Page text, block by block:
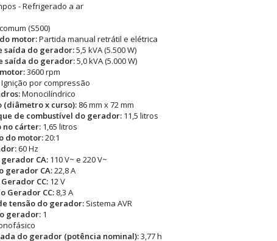
- Refrigerado a ar
(S500)
motor:Partida manual retrátil e elétrica
saída do gerador:5,5 kVA (5.500 W)
saída do gerador:5,0 kVA (5.000 W)
3600 rpm
Ignição por compressão
Monocilíndrico
x curso): 86 mm x 72 mm
de combustível do gerador: 11,5 litros
no cárter: 1,65 litros
do motor:20:1
60 Hz
CA: 110 V~ e 220 V~
gerador CA:22,8 A
CC: 12 V
Gerador CC: 8,3 A
tensão do gerador: Sistema AVR
gerador: 1
do gerador (potência nominal):3,77 h